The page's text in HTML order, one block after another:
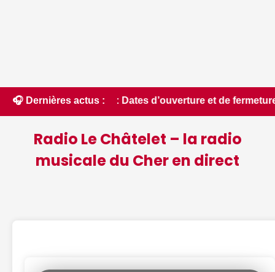
🎧 Dernières actus :
d’ouverture et de fermeture de la chasse
Radio Le Châtelet – la radio
musicale du Cher en direct